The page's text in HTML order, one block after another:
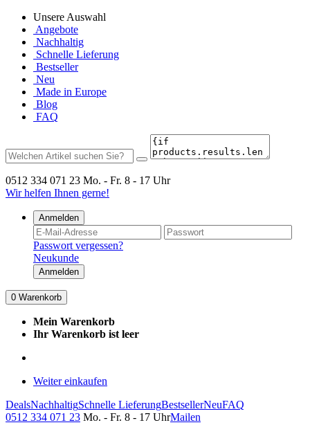
Unsere Auswahl
Angebote
Nachhaltig
Schnelle Lieferung
Bestseller
Neu
Made in Europe
Blog
FAQ
0512 334 071 23 Mo. - Fr. 8 - 17 Uhr
Wir helfen Ihnen gerne!
Anmelden
Passwort vergessen?
Neukunde
Anmelden
0 Warenkorb
Mein Warenkorb
Ihr Warenkorb ist leer
Weiter einkaufen
DealsNachhaltigSchnelle LieferungBestsellerNeuFAQ
0512 334 071 23 Mo. - Fr. 8 - 17 UhrMailen